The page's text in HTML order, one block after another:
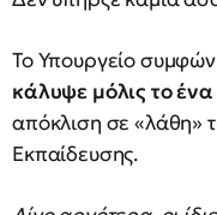
Το Υπουργείο
κάλυψε μόλις το ένα
απόκλιση σε «λάθη»
Εκπαίδευσης.